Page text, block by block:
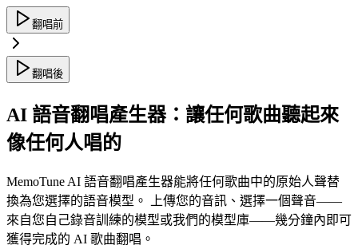
翻唱前
翻唱後
AI 語音翻唱產生器：讓任何歌曲聽起來
像任何人唱的
MemoTune AI 語音翻唱產生器能將任何歌曲中的原始人聲替
換為您選擇的語音模型。 上傳您的音訊、選擇一個聲音——
來自您自己錄音訓練的模型或我們的模型庫——幾分鐘內即可
獲得完成的 AI 歌曲翻唱。